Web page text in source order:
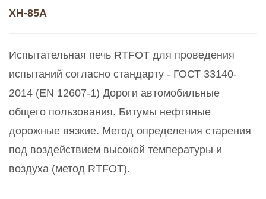
XH-85A
Испытательная печь RTFOT для проведения
испытаний согласно стандарту - ГОСТ 33140-
2014 (EN 12607-1) Дороги автомобильные
общего пользования. Битумы нефтяные
дорожные вязкие. Метод определения старения
под воздействием высокой температуры и
воздуха (метод RTFOT).